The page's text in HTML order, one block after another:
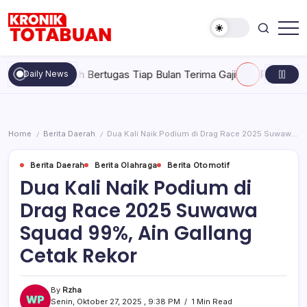
content
Totabuan
hari
ini
Kronik
Daily News
Pernah Bertugas Tiap Bulan Terima Gaji Rabu, Agustus 5,
Home / Berita Daerah / Dua Kali Naik Podium di Drag Race 2025 Suwawa Squad 99%, Ain Gallang Cetak Rekor
Berita Daerah Berita Olahraga Berita Otomotif
Dua Kali Naik Podium di
Drag Race 2025 Suwawa
Squad 99%, Ain Gallang
Cetak Rekor
By Rzha
Senin, Oktober 27, 2025 , 9:38 PM
1 Min Read